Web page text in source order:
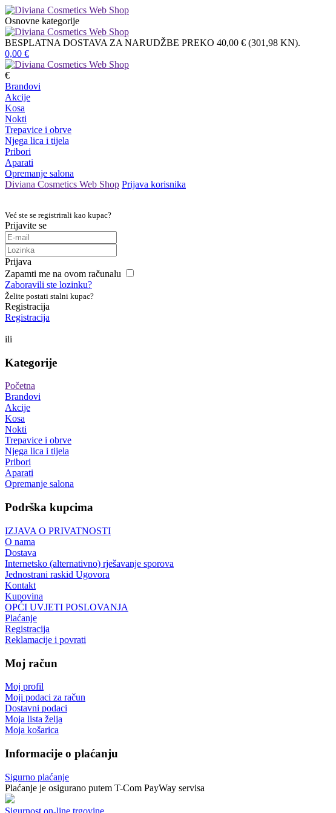
Osnovne kategorije
BESPLATNA DOSTAVA ZA NARUDŽBE PREKO 40,00 € (301,98 KN).
0,00 €
€
Brandovi
Akcije
Kosa
Nokti
Trepavice i obrve
Njega lica i tijela
Pribori
Aparati
Opremanje salona
Diviana Cosmetics Web Shop Prijava korisnika
Već ste se registrirali kao kupac?
Prijavite se
Prijava
Zapamti me na ovom računalu
Zaboravili ste lozinku?
Želite postati stalni kupac?
Registracija
Registracija
ili
Kategorije
Početna
Brandovi
Akcije
Kosa
Nokti
Trepavice i obrve
Njega lica i tijela
Pribori
Aparati
Opremanje salona
Podrška kupcima
IZJAVA O PRIVATNOSTI
O nama
Dostava
Internetsko (alternativno) rješavanje sporova
Jednostrani raskid Ugovora
Kontakt
Kupovina
OPĆI UVJETI POSLOVANJA
Plaćanje
Registracija
Reklamacije i povrati
Moj račun
Moj profil
Moji podaci za račun
Dostavni podaci
Moja lista želja
Moja košarica
Informacije o plaćanju
Sigurno plaćanje
Plaćanje je osigurano putem T-Com PayWay servisa
Sigurnost on-line trgovine